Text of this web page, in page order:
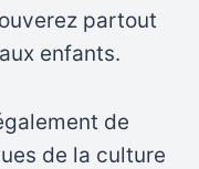
partout
enfants.
de
de la culture